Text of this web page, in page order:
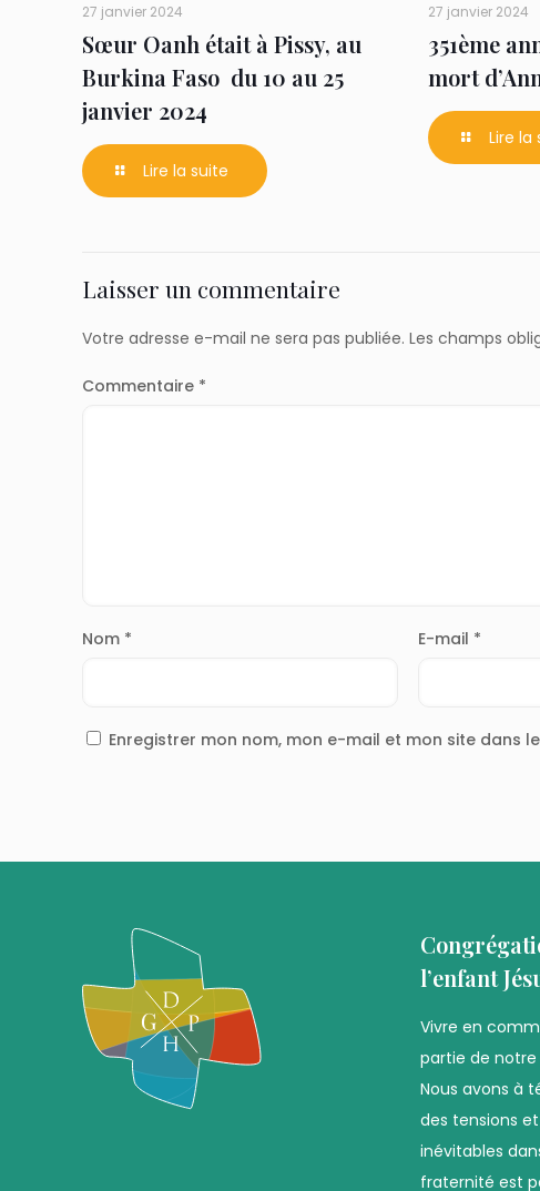
27 janvier 2024
Sœur Oanh était à Pissy, au
Burkina Faso du 10 au 25
janvier 2024
Lire la suite
27 janvier 2024
351ème
mort
Lire la
Laisser un commentaire
Votre adresse e-mail ne sera pas publiée. Les champs
Commentaire *
Nom * E-mail *
Enregistrer mon nom, mon e-mail et mon site dans
l’enfant
Vivre en
partie de notre
Nous avons à
des tensions
inévitables
fraternité est